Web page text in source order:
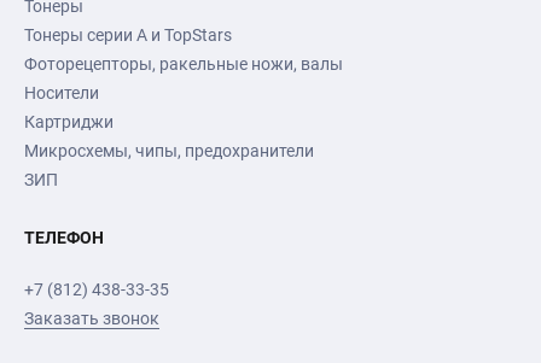
Тонеры
Тонеры серии А и TopStars
Фоторецепторы, ракельные ножи, валы
Носители
Картриджи
Микросхемы, чипы, предохранители
ЗИП
ТЕЛЕФОН
+7 (812) 438-33-35
Заказать звонок